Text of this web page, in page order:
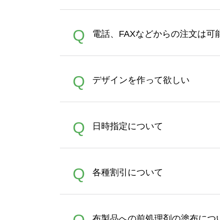
さい。製作する数量が多けれ
A
ズは、20MBです。デジカメ
Illustratorからの直接入稿には
Q 電話、FAXなどからの注文は可
A
バッグコンシェルやタンブラ
Q デザインを作って欲しい
A
ン作成のお手伝いをすること
合は、デザインツールをご利
Q 日時指定について
A
者にご連絡いただき調整をお
Q 各種割引について